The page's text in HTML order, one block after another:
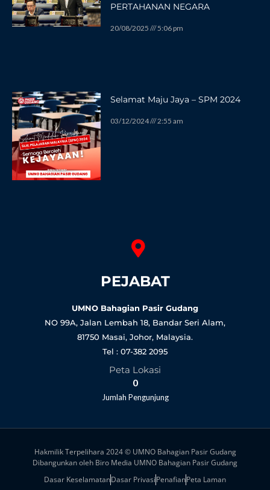
PERTAHANAN NEGARA
20/08/2025 5:06 pm
Selamat Maju Jaya – SPM 2024
03/12/2024 2:55 am
PEJABAT
UMNO Bahagian Pasir Gudang
NO 99A, Jalan Lembah 18, Bandar Seri Alam,
81750 Masai, Johor, Malaysia.
Tel : 07-382 2095
Peta Lokasi
Jumlah Pengunjung
0
Hakmilik Terpelihara 2024 © UMNO Bahagian Pasir Gudang
Dibangunkan oleh Biro Media UMNO Bahagian Pasir Gudang
Dasar KeselamatanDasar PrivasiPenafianPeta Laman